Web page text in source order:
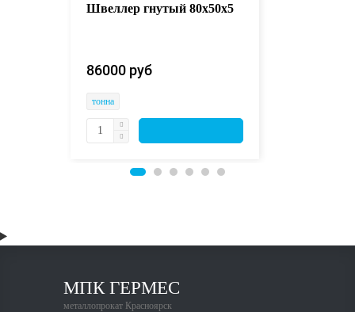
Швеллер гнутый 80х50х5
86000 руб
тонна
МПК ГЕРМЕС
металлопрокат Красноярск